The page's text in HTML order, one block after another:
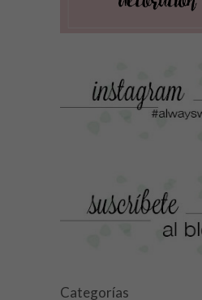
Categorías